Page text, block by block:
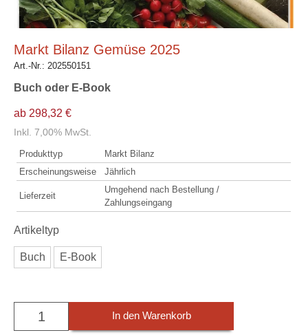
Markt Bilanz Gemüse 2025
Art.-Nr.: 202550151
Buch oder E-Book
ab 298,32 €
Inkl. 7,00% MwSt.
Produkttyp
Markt Bilanz
Erscheinungsweise
Jährlich
Lieferzeit
Umgehend nach Bestellung /
Zahlungseingang
Artikeltyp
Buch E-Book
In den Warenkorb